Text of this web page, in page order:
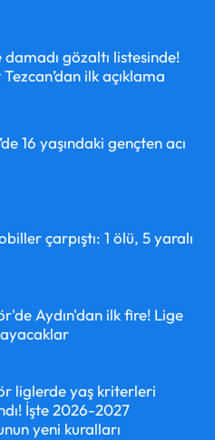
damadı gözaltı listesinde!
ilk açıklama
16 yaşındaki gençten acı
çarpıştı: 1 ölü, 5 yaralı
Aydın'dan ilk fire! Lige
liglerde yaş kriterleri
İşte 2026-2027
yeni kuralları